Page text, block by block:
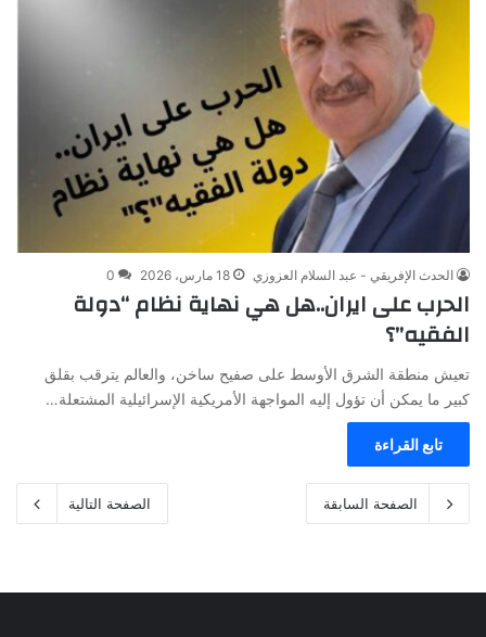
الحدث الإفريقي - عبد السلام العزوزي 18 مارس، 2026 0
الحرب على ايران..هل هي نهاية نظام “دولة
الفقيه”؟
تعيش منطقة الشرق الأوسط على صفيح ساخن، والعالم يترقب بقلق
كبير ما يمكن أن تؤول إليه المواجهة الأمريكية الإسرائيلية المشتعلة…
تابع القراءة
الصفحة السابقة الصفحة التالية